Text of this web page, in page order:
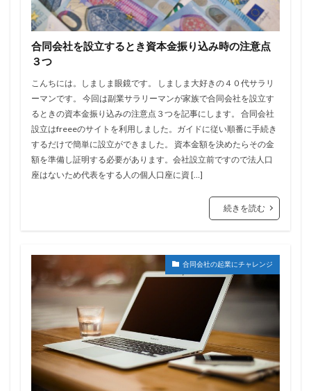
合同会社を設立するとき資本金振り込み時の注意点
３つ
こんちには。しましま眼鏡です。 しましま大好きの４０代サラリ
ーマンです。 今回は副業サラリーマンが家族で合同会社を設立す
るときの資本金振り込みの注意点３つを記事にします。 合同会社
設立はfreeeのサイトを利用しました。ガイドに従い順番に手続き
するだけで簡単に設立ができました。 資本金額を決めたらその金
額を準備し証明する必要があります。会社設立前ですので法人口
座はないため代表をする人の個人口座に資 […]
続きを読む
合同会社の起業にチャレンジ